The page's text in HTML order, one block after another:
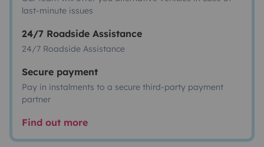
last-minute issues
24/7 Roadside Assistance
24/7 Roadside Assistance
Secure payment
Pay in instalments to a secure third-party payment
partner
Find out more